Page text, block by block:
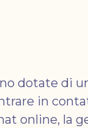
dotate di
in
online, la